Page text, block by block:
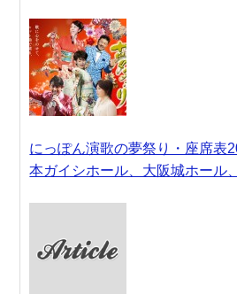
にっぽん演歌の夢祭り・座席表
本ガイシホール、大阪城ホール